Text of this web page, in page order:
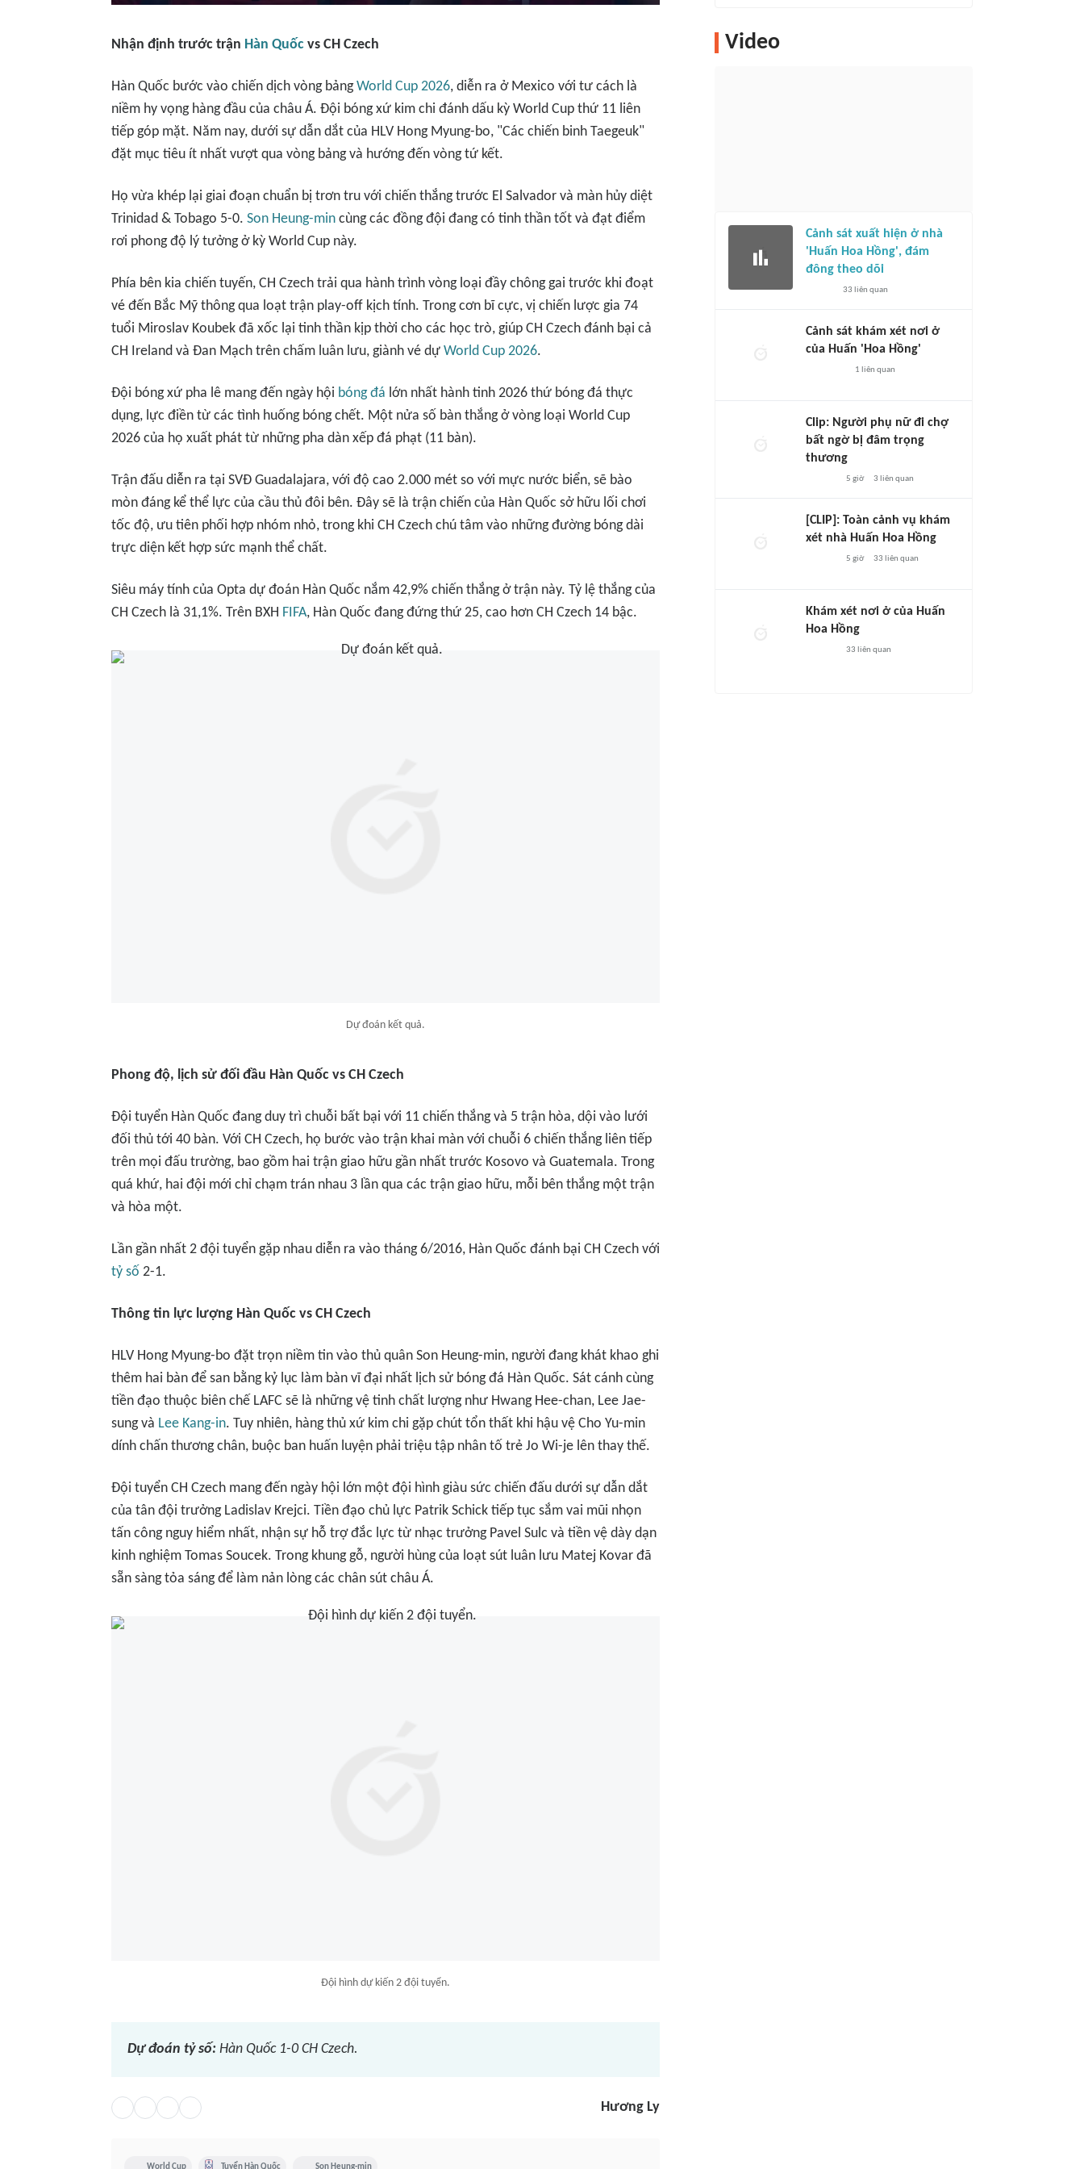
Nhận định trước trận Hàn Quốc vs CH Czech
Hàn Quốc bước vào chiến dịch vòng bảngWorld Cup 2026, diễn ra ở Mexico với tư cách là
niềm hy vọng hàng đầu của châu Á. Đội bóng xứ kim chi đánh dấu kỳ World Cup thứ 11 liên
tiếp góp mặt. Năm nay, dưới sự dẫn dắt của HLV Hong Myung-bo, "Các chiến binh Taegeuk"
đặt mục tiêu ít nhất vượt qua vòng bảng và hướng đến vòng tứ kết.
Họ vừa khép lại giai đoạn chuẩn bị trơn tru với chiến thắng trước El Salvador và màn hủy diệt
Trinidad & Tobago 5-0. Son Heung-min cùng các đồng đội đang có tinh thần tốt và đạt điểm
rơi phong độ lý tưởng ở kỳ World Cup này.
Phía bên kia chiến tuyến, CH Czech trải qua hành trình vòng loại đầy chông gai trước khi đoạt
vé đến Bắc Mỹ thông qua loạt trận play-off kịch tính. Trong cơn bĩ cực, vị chiến lược gia 74
tuổi Miroslav Koubek đã xốc lại tinh thần kịp thời cho các học trò, giúp CH Czech đánh bại cả
CH Ireland và Đan Mạch trên chấm luân lưu, giành vé dự World Cup 2026.
Đội bóng xứ pha lê mang đến ngày hội bóng đá lớn nhất hành tinh 2026 thứ bóng đá thực
dụng, lực điền từ các tình huống bóng chết. Một nửa số bàn thắng ở vòng loại World Cup
2026 của họ xuất phát từ những pha dàn xếp đá phạt (11 bàn).
Trận đấu diễn ra tại SVĐ Guadalajara, với độ cao 2.000 mét so với mực nước biển, sẽ bào
mòn đáng kể thể lực của cầu thủ đôi bên. Đây sẽ là trận chiến của Hàn Quốc sở hữu lối chơi
tốc độ, ưu tiên phối hợp nhóm nhỏ, trong khi CH Czech chú tâm vào những đường bóng dài
trực diện kết hợp sức mạnh thể chất.
Siêu máy tính của Opta dự đoán Hàn Quốc nắm 42,9% chiến thắng ở trận này. Tỷ lệ thắng của
CH Czech là 31,1%. Trên BXH FIFA, Hàn Quốc đang đứng thứ 25, cao hơn CH Czech 14 bậc.
Dự đoán kết quả.
Phong độ, lịch sử đối đầu Hàn Quốc vs CH Czech
Đội tuyển Hàn Quốc đang duy trì chuỗi bất bại với 11 chiến thắng và 5 trận hòa, dội vào lưới
đối thủ tới 40 bàn. Với CH Czech, họ bước vào trận khai màn với chuỗi 6 chiến thắng liên tiếp
trên mọi đấu trường, bao gồm hai trận giao hữu gần nhất trước Kosovo và Guatemala. Trong
quá khứ, hai đội mới chỉ chạm trán nhau 3 lần qua các trận giao hữu, mỗi bên thắng một trận
và hòa một.
Lần gần nhất 2 đội tuyển gặp nhau diễn ra vào tháng 6/2016, Hàn Quốc đánh bại CH Czech với
tỷ số 2-1.
Thông tin lực lượng Hàn Quốc vs CH Czech
HLV Hong Myung-bo đặt trọn niềm tin vào thủ quân Son Heung-min, người đang khát khao ghi
thêm hai bàn để san bằng kỷ lục làm bàn vĩ đại nhất lịch sử bóng đá Hàn Quốc. Sát cánh cùng
tiền đạo thuộc biên chế LAFC sẽ là những vệ tinh chất lượng như Hwang Hee-chan, Lee Jae-
sung và Lee Kang-in. Tuy nhiên, hàng thủ xứ kim chi gặp chút tổn thất khi hậu vệ Cho Yu-min
dính chấn thương chân, buộc ban huấn luyện phải triệu tập nhân tố trẻ Jo Wi-je lên thay thế.
Đội tuyển CH Czech mang đến ngày hội lớn một đội hình giàu sức chiến đấu dưới sự dẫn dắt
của tân đội trưởng Ladislav Krejci. Tiền đạo chủ lực Patrik Schick tiếp tục sắm vai mũi nhọn
tấn công nguy hiểm nhất, nhận sự hỗ trợ đắc lực từ nhạc trưởng Pavel Sulc và tiền vệ dày dạn
kinh nghiệm Tomas Soucek. Trong khung gỗ, người hùng của loạt sút luân lưu Matej Kovar đã
sẵn sàng tỏa sáng để làm nản lòng các chân sút châu Á.
Đội hình dự kiến 2 đội tuyển.
Dự đoán tỷ số: Hàn Quốc 1-0 CH Czech.
Hương Ly
World Cup Tuyển Hàn Quốc Son Heung-min
Video
Cảnh sát xuất hiện ở nhà
'Huấn Hoa Hồng', đám
đông theo dõi
33 liên quan
Cảnh sát khám xét nơi ở
của Huấn 'Hoa Hồng'
1 liên quan
Clip: Người phụ nữ đi chợ
bất ngờ bị đâm trọng
thương
5 giờ 3 liên quan
[CLIP]: Toàn cảnh vụ khám
xét nhà Huấn Hoa Hồng
5 giờ 33 liên quan
Khám xét nơi ở của Huấn
Hoa Hồng
33 liên quan